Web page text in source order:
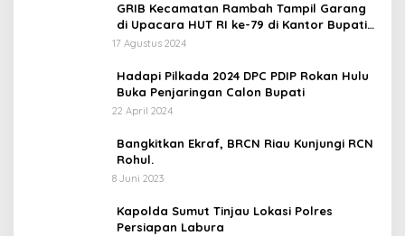
GRIB Kecamatan Rambah Tampil Garang
di Upacara HUT RI ke-79 di Kantor Bupati
Rokan Hulu!
17 Agustus 2024
Hadapi Pilkada 2024 DPC PDIP Rokan Hulu
Buka Penjaringan Calon Bupati
22 April 2024
Bangkitkan Ekraf, BRCN Riau Kunjungi RCN
Rohul.
8 Juni 2023
Kapolda Sumut Tinjau Lokasi Polres
Persiapan Labura